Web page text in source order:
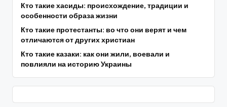
Кто такие хасиды: происхождение, традиции и
особенности образа жизни
Кто такие протестанты: во что они верят и чем
отличаются от других христиан
Кто такие казаки: как они жили, воевали и
повлияли на историю Украины